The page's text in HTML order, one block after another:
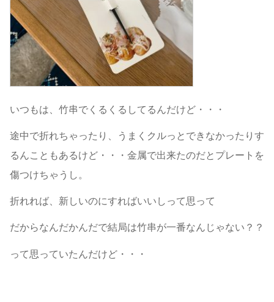
いつもは、竹串でくるくるしてるんだけど・・・
途中で折れちゃったり、うまくクルっとできなかったりす
るんこともあるけど・・・金属で出来たのだとプレートを
傷つけちゃうし。
折れれば、新しいのにすればいいしって思って
だからなんだかんだで結局は竹串が一番なんじゃない？？
って思っていたんだけど・・・